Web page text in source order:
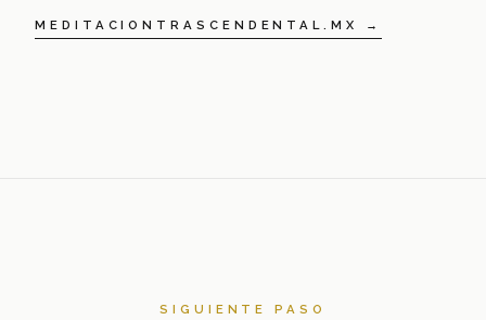
MEDITACIONTRASCENDENTAL.MX →
SIGUIENTE PASO